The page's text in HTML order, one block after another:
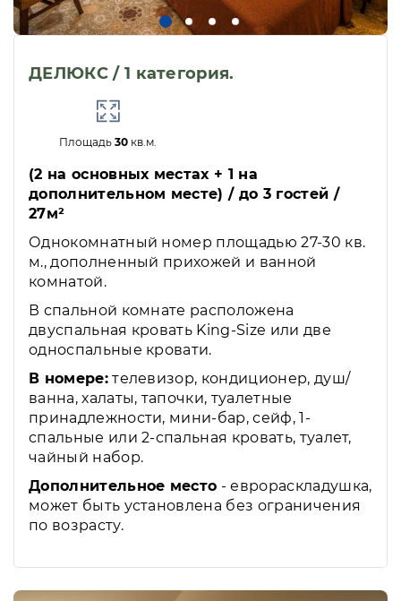
ДЕЛЮКС / 1 категория.
Площадь30 кв.м.
(2 на основных местах + 1 на
дополнительном месте) / до 3 гостей /
27м²
Однокомнатный номер площадью 27-30 кв.
м., дополненный прихожей и ванной
комнатой.
В спальной комнате расположена
двуспальная кровать King-Size или две
односпальные кровати.
В номере:телевизор, кондиционер, душ/
ванна, халаты, тапочки, туалетные
принадлежности, мини-бар, сейф, 1-
спальные или 2-спальная кровать, туалет,
чайный набор.
Дополнительное место - еврораскладушка,
может быть установлена без ограничения
по возрасту.